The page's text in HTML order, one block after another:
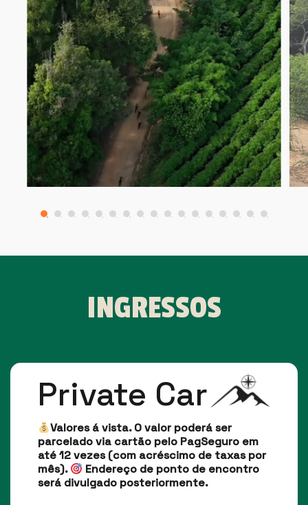
INGRESSOS
Private Car
Valores á vista. O valor poderá ser
parcelado via cartão pelo PagSeguro em
até 12 vezes (com acréscimo de taxas por
mês).
Endereço de ponto de encontro
será divulgado posteriormente.